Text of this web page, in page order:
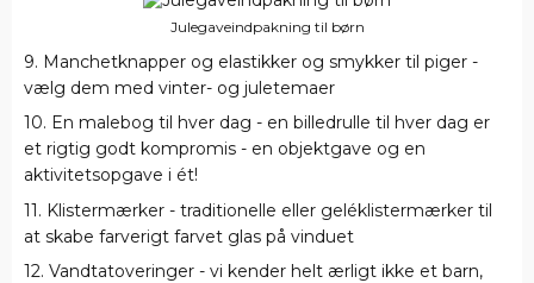
Julegaveindpakning til børn
9. Manchetknapper og elastikker og smykker til piger -
vælg dem med vinter- og juletemaer
10. En malebog til hver dag - en billedrulle til hver dag er
et rigtig godt kompromis - en objektgave og en
aktivitetsopgave i ét!
11. Klistermærker - traditionelle eller geléklistermærker til
at skabe farverigt farvet glas på vinduet
12. Vandtatoveringer - vi kender helt ærligt ikke et barn,